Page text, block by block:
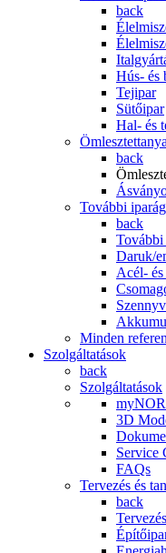
back
Hús- és
Tejipar
Sütőipar
Hal- és
back
További
back
További
Daruk/
Acél-
Minden
Szolgáltatások
back
Szolgáltatások
3D
Service
FAQs
Tervezés és
back